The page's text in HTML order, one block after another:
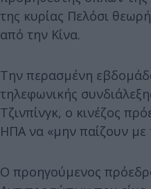
της κυρίας Πελόσι
από την Κίνα.
Την περασμένη
τηλεφωνικής
Τζινπίνγκ, ο κινέζος
ΗΠΑ να «μην παίζουν με
Ο προηγούμενος